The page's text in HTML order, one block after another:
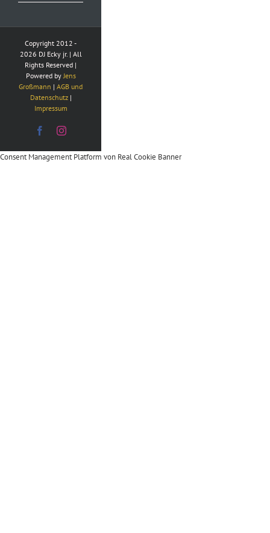
Copyright 2012 -
2026 DJ Ecky jr. | All
Rights Reserved |
Powered byJens
Großmann | AGB und
Datenschutz|
Impressum
FacebookInstagram
Consent Management Platform von Real Cookie Banner